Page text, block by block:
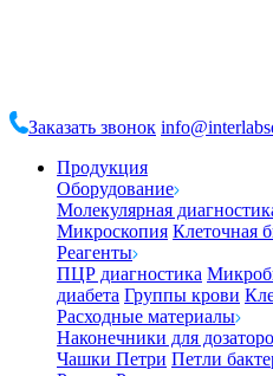
Заказать звонок
Продукция
Оборудование
Молекулярная
Микроскопия Клеточная
Реагенты
ПЦР диагностика
диабета Группы крови
Расходные материалы
Наконечники для
Чашки Петри Петли